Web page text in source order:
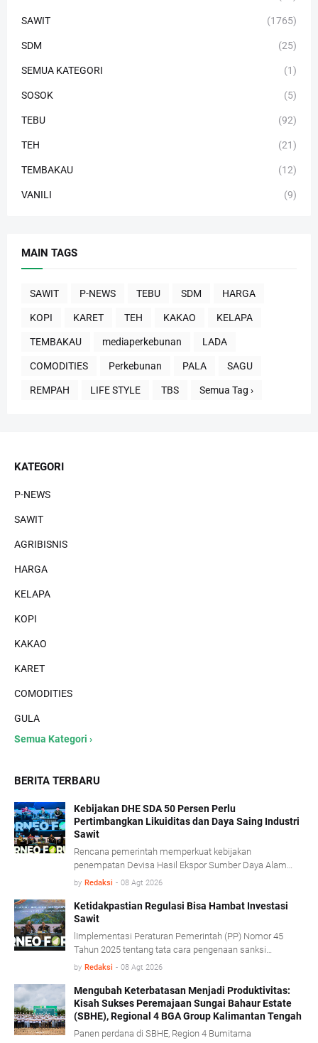
SAWIT (1765)
SDM (25)
SEMUA KATEGORI (1)
SOSOK (5)
TEBU (92)
TEH (21)
TEMBAKAU (12)
VANILI (9)
MAIN TAGS
SAWIT P-NEWS TEBU SDM HARGA
KOPI KARET TEH KAKAO KELAPA
TEMBAKAU mediaperkebunan LADA
COMODITIES Perkebunan PALA SAGU
REMPAH LIFE STYLE TBS Semua Tag ›
KATEGORI
P-NEWS
SAWIT
AGRIBISNIS
HARGA
KELAPA
KOPI
KAKAO
KARET
COMODITIES
GULA
Semua Kategori ›
BERITA TERBARU
Kebijakan DHE SDA 50 Persen Perlu
Pertimbangkan Likuiditas dan Daya Saing Industri
Sawit
Rencana pemerintah memperkuat kebijakan
penempatan Devisa Hasil Ekspor Sumber Daya Alam
(DHE SDA) menjadi 50 persen dinilai perlu
usaha industri kelapa sawit.
by Redaksi - 08 Agt 2026
Ketidakpastian Regulasi Bisa Hambat Investasi
Sawit
lImplementasi Peraturan Pemerintah (PP) Nomor 45
Tahun 2025 tentang tata cara pengenaan sanksi
administratif di bidang kehutanan diharapkan mampu
iklim investasi.
by Redaksi - 08 Agt 2026
Mengubah Keterbatasan Menjadi Produktivitas:
Kisah Sukses Peremajaan Sungai Bahaur Estate
(SBHE), Regional 4 BGA Group Kalimantan Tengah
Panen perdana di SBHE, Region 4 Bumitama